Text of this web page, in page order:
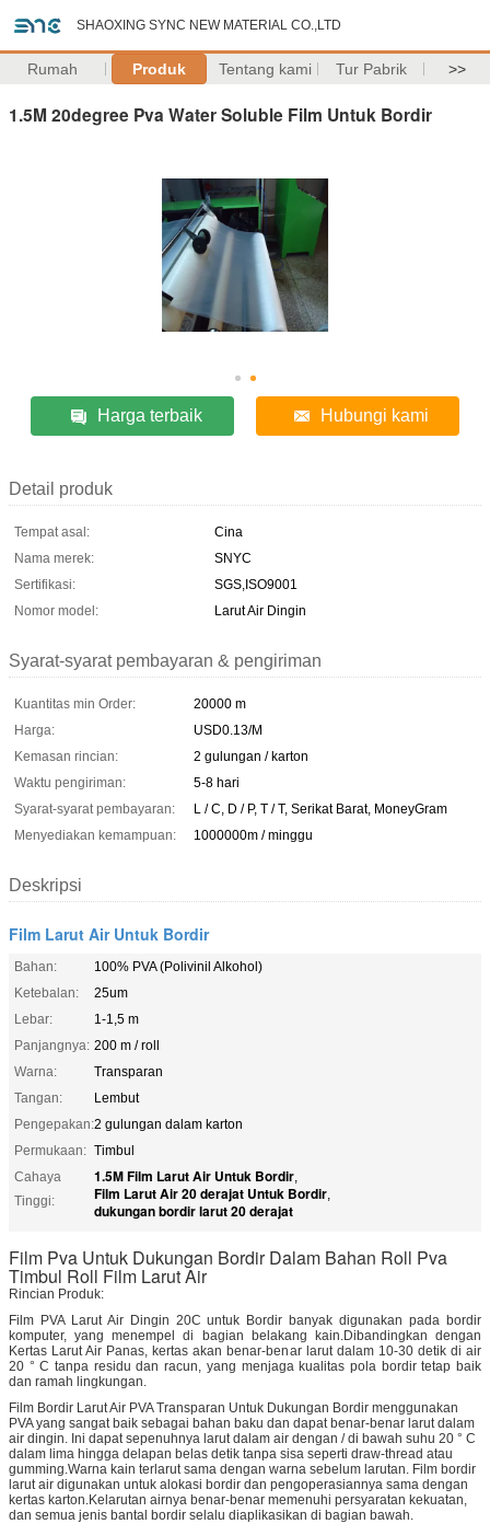
SHAOXING SYNC NEW MATERIAL CO.,LTD
Rumah Produk Tentang kami Tur Pabrik >>
1.5M 20degree Pva Water Soluble Film Untuk Bordir
Harga terbaik Hubungi kami
Detail produk
Tempat asal:
Cina
Nama merek:
SNYC
Sertifikasi:
SGS,ISO9001
Nomor model:
Larut Air Dingin
Syarat-syarat pembayaran & pengiriman
Kuantitas min Order:
20000 m
Harga:
USD0.13/M
Kemasan rincian:
2 gulungan / karton
Waktu pengiriman:
5-8 hari
Syarat-syarat pembayaran:
L / C, D / P, T / T, Serikat Barat, MoneyGram
Menyediakan kemampuan:
1000000m / minggu
Deskripsi
Film Larut Air Untuk Bordir
Bahan:
100% PVA (Polivinil Alkohol)
Ketebalan:
25um
Lebar:
1-1,5 m
Panjangnya: 200 m / roll
Warna:
Transparan
Tangan:
Lembut
Pengepakan:2 gulungan dalam karton
Permukaan: Timbul
Cahaya
Tinggi:
1.5M Film Larut Air Untuk Bordir,
Film Larut Air 20 derajat Untuk Bordir,
dukungan bordir larut 20 derajat
Film Pva Untuk Dukungan Bordir Dalam Bahan Roll Pva
Timbul Roll Film Larut Air
Rincian Produk:
Film PVA Larut Air Dingin 20C untuk Bordir banyak digunakan pada bordir
komputer, yang menempel di bagian belakang kain.Dibandingkan dengan
Kertas Larut Air Panas, kertas akan benar-benar larut dalam 10-30 detik di air
20 ° C tanpa residu dan racun, yang menjaga kualitas pola bordir tetap baik
dan ramah lingkungan.
Film Bordir Larut Air PVA Transparan Untuk Dukungan Bordir menggunakan
PVA yang sangat baik sebagai bahan baku dan dapat benar-benar larut dalam
air dingin. Ini dapat sepenuhnya larut dalam air dengan / di bawah suhu 20 ° C
dalam lima hingga delapan belas detik tanpa sisa seperti draw-thread atau
gumming.Warna kain terlarut sama dengan warna sebelum larutan. Film bordir
larut air digunakan untuk alokasi bordir dan pengoperasiannya sama dengan
kertas karton.Kelarutan airnya benar-benar memenuhi persyaratan kekuatan,
dan semua jenis bantal bordir selalu diaplikasikan di bagian bawah.